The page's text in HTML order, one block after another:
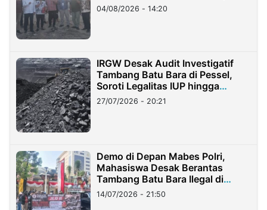
04/08/2026 - 14:20
IRGW Desak Audit Investigatif
Tambang Batu Bara di Pessel,
Soroti Legalitas IUP hingga
Stockpile
27/07/2026 - 20:21
Demo di Depan Mabes Polri,
Mahasiswa Desak Berantas
Tambang Batu Bara Ilegal di
Lampung
14/07/2026 - 21:50